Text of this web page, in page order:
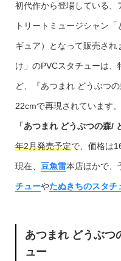
初代作から登場している、
トリートミュージシャン
ギュア）となって販売さ
け」のPVCスタチューは
ど、『あつまれ どうぶつ
22cmで再現されています。
「あつまれ どうぶつの森/
年2月発売予定で、価格は
現在、 豆魚雷本店ほかで、
チューやたぬきちのスタチ
あつまれ どうぶつ
ュー